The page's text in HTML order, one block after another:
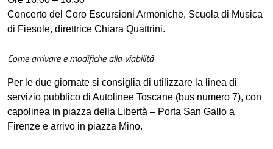
Concerto del Coro Escursioni Armoniche, Scuola di Musica
di Fiesole, direttrice Chiara Quattrini.
Come arrivare e modifiche alla viabilità
Per le due giornate si consiglia di utilizzare la linea di
servizio pubblico di Autolinee Toscane (bus numero 7), con
capolinea in piazza della Libertà – Porta San Gallo a
Firenze e arrivo in piazza Mino.